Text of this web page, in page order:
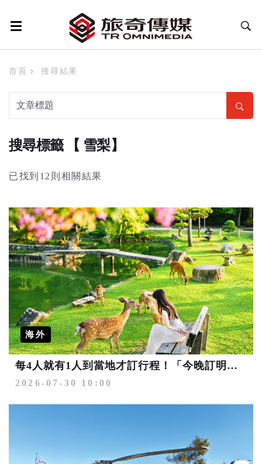
首頁 搜尋結果
搜尋標籤 【 雪梨】
已找到12則相關結果
海外
每4人就有1人到當地才訂行程！「今晚訂明早玩」早鳥也享8折優惠 P人、J人同步滿足
2026-07-30 10:00